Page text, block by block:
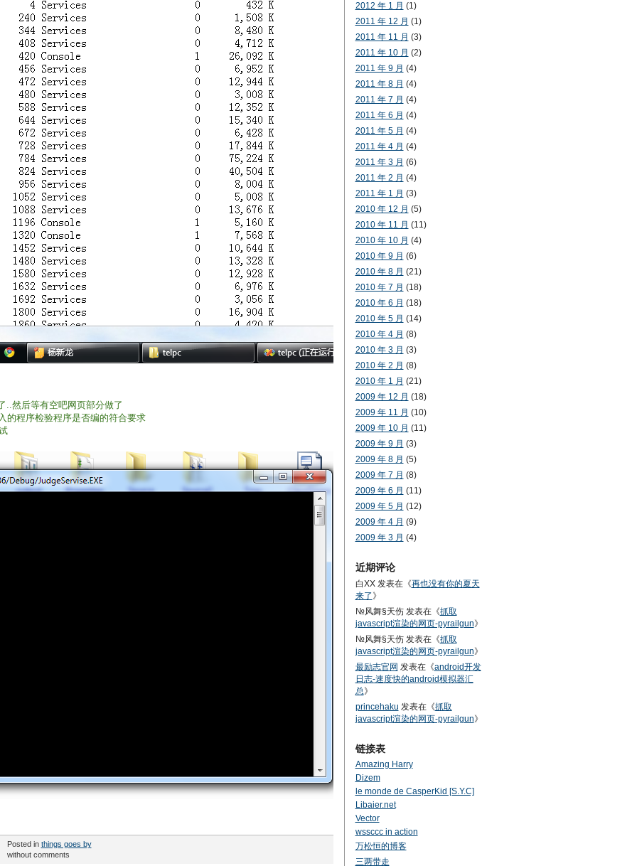
然后等有空吧网页部分做了
的程序检验程序是否编的符合要求
Posted in things goes by
without comments
2012 年 1 月 (1)
2011 年 12 月 (1)
2011 年 11 月 (3)
2011 年 10 月 (2)
2011 年 9 月 (4)
2011 年 8 月 (4)
2011 年 7 月 (4)
2011 年 6 月 (4)
2011 年 5 月 (4)
2011 年 4 月 (4)
2011 年 3 月 (6)
2011 年 2 月 (4)
2011 年 1 月 (3)
2010 年 12 月 (5)
2010 年 11 月 (11)
2010 年 10 月 (4)
2010 年 9 月 (6)
2010 年 8 月 (21)
2010 年 7 月 (18)
2010 年 6 月 (18)
2010 年 5 月 (14)
2010 年 4 月 (8)
2010 年 3 月 (3)
2010 年 2 月 (8)
2010 年 1 月 (21)
2009 年 12 月 (18)
2009 年 11 月 (10)
2009 年 10 月 (11)
2009 年 9 月 (3)
2009 年 8 月 (5)
2009 年 7 月 (8)
2009 年 6 月 (11)
2009 年 5 月 (12)
2009 年 4 月 (9)
2009 年 3 月 (4)
近期评论
白XX发表在《再也没有你的夏天
来了 》
№风舞§天伤发表在《抓取
javascript渲染的网页-pyrailgun》
№风舞§天伤发表在《抓取
javascript渲染的网页-pyrailgun》
最励志官网 发表在《android开发
日志-速度快的android模拟器汇
总》
princehaku 发表在《抓取
javascript渲染的网页-pyrailgun》
链接表
Amazing Harry
Dizem
le monde de CasperKid [S.Y.C]
Libaier.net
Vector
wssccc in action
万松恒的博客
三两带走